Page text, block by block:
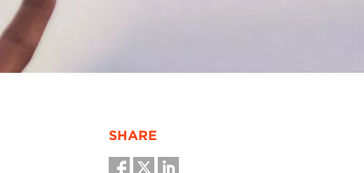
SHARE